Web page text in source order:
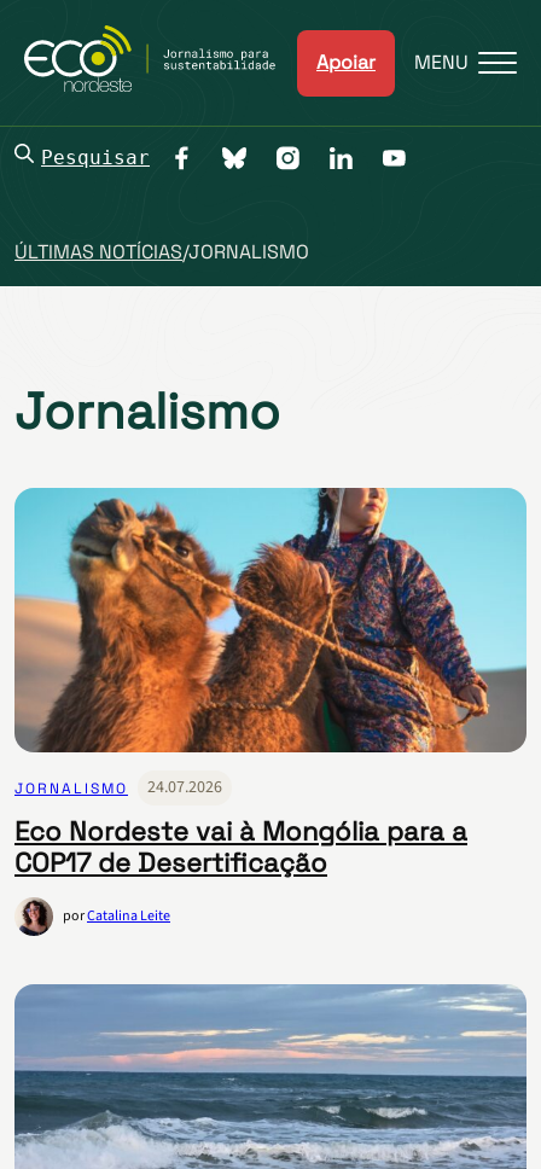
Apoiar MENU
Pesquisar
ÚLTIMAS NOTÍCIAS/JORNALISMO
Jornalismo
JORNALISMO 24.07.2026
Eco Nordeste vai à Mongólia para a
COP17 de Desertificação
porCatalina Leite